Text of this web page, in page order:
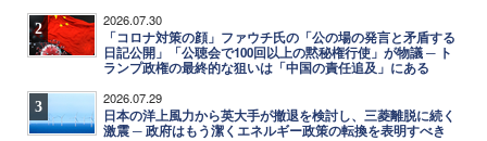
2 2026.07.30
「コロナ対策の顔」ファウチ氏の「公の場の発言と矛盾する
日記公開」「公聴会で100回以上の黙秘権行使」が物議 ─ ト
ランプ政権の最終的な狙いは「中国の責任追及」にある
3 2026.07.29
日本の洋上風力から英大手が撤退を検討し、三菱離脱に続く
激震 ─ 政府はもう潔くエネルギー政策の転換を表明すべき